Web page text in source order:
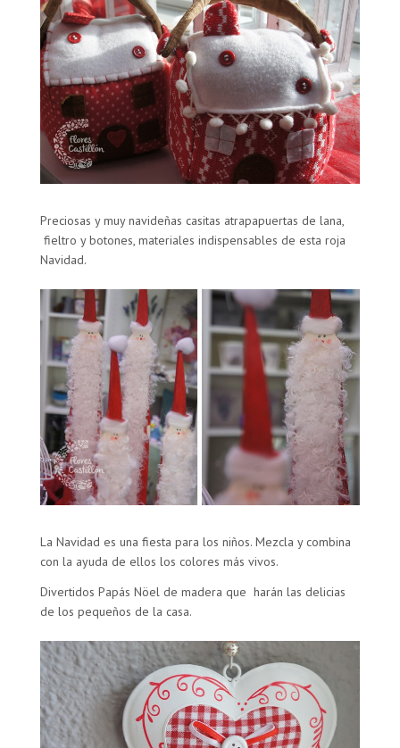
Preciosas y muy navideñas casitas atrapapuertas de lana,
fieltro y botones, materiales indispensables de esta roja
Navidad.
La Navidad es una fiesta para los niños. Mezcla y combina
con la ayuda de ellos los colores más vivos.
Divertidos Papás Nöel de madera que harán las delicias
de los pequeños de la casa.